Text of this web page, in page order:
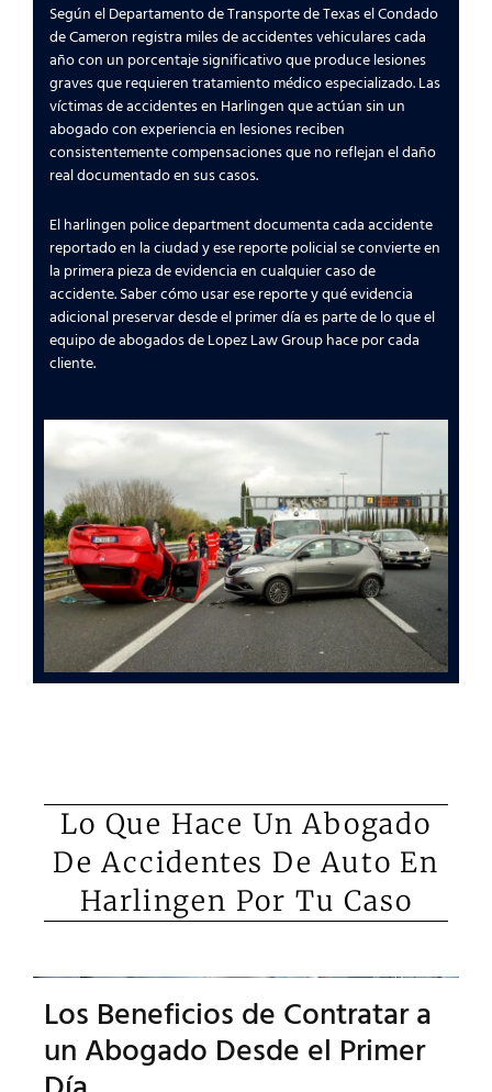
Según el Departamento de Transporte de Texas el Condado
de Cameron registra miles de accidentes vehiculares cada
año con un porcentaje significativo que produce lesiones
graves que requieren tratamiento médico especializado. Las
víctimas de accidentes en Harlingen que actúan sin un
abogado con experiencia en lesiones reciben
consistentemente compensaciones que no reflejan el daño
real documentado en sus casos.
El harlingen police department documenta cada accidente
reportado en la ciudad y ese reporte policial se convierte en
la primera pieza de evidencia en cualquier caso de
accidente. Saber cómo usar ese reporte y qué evidencia
adicional preservar desde el primer día es parte de lo que el
equipo de abogados de Lopez Law Group hace por cada
cliente.
Lo Que Hace Un Abogado
De Accidentes De Auto En
Harlingen Por Tu Caso
Los Beneficios de Contratar a
un Abogado Desde el Primer